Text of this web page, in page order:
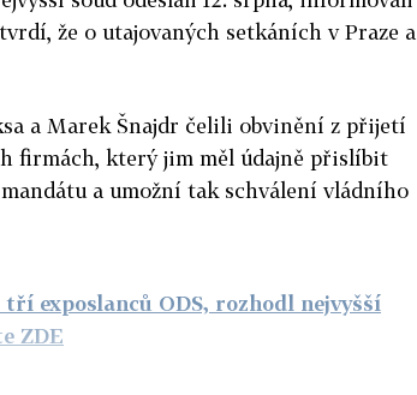
že o utajovaných setkáních v Praze a
a Marek Šnajdr čelili obvinění z přijetí
firmách, který jim měl údajně přislíbit
mandátu a umožní tak schválení vládního
exposlanců ODS, rozhodl nejvyšší
ZDE